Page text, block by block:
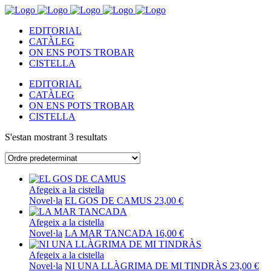
EDITORIAL
CATÀLEG
ON ENS POTS TROBAR
CISTELLA
EDITORIAL
CATÀLEG
ON ENS POTS TROBAR
CISTELLA
S'estan mostrant 3 resultats
Afegeix a la cistella
Novel·la EL GOS DE CAMUS 23,00 €
Afegeix a la cistella
Novel·la LA MAR TANCADA 16,00 €
Afegeix a la cistella
Novel·la NI UNA LLÀGRIMA DE MI TINDRÀS 23,00 €